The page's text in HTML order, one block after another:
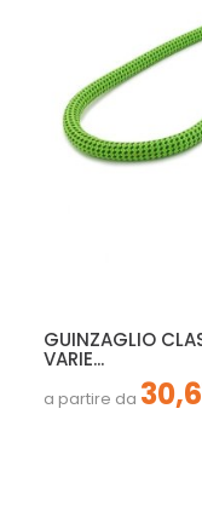
GUINZAGLIO
VARIE...
a partire da